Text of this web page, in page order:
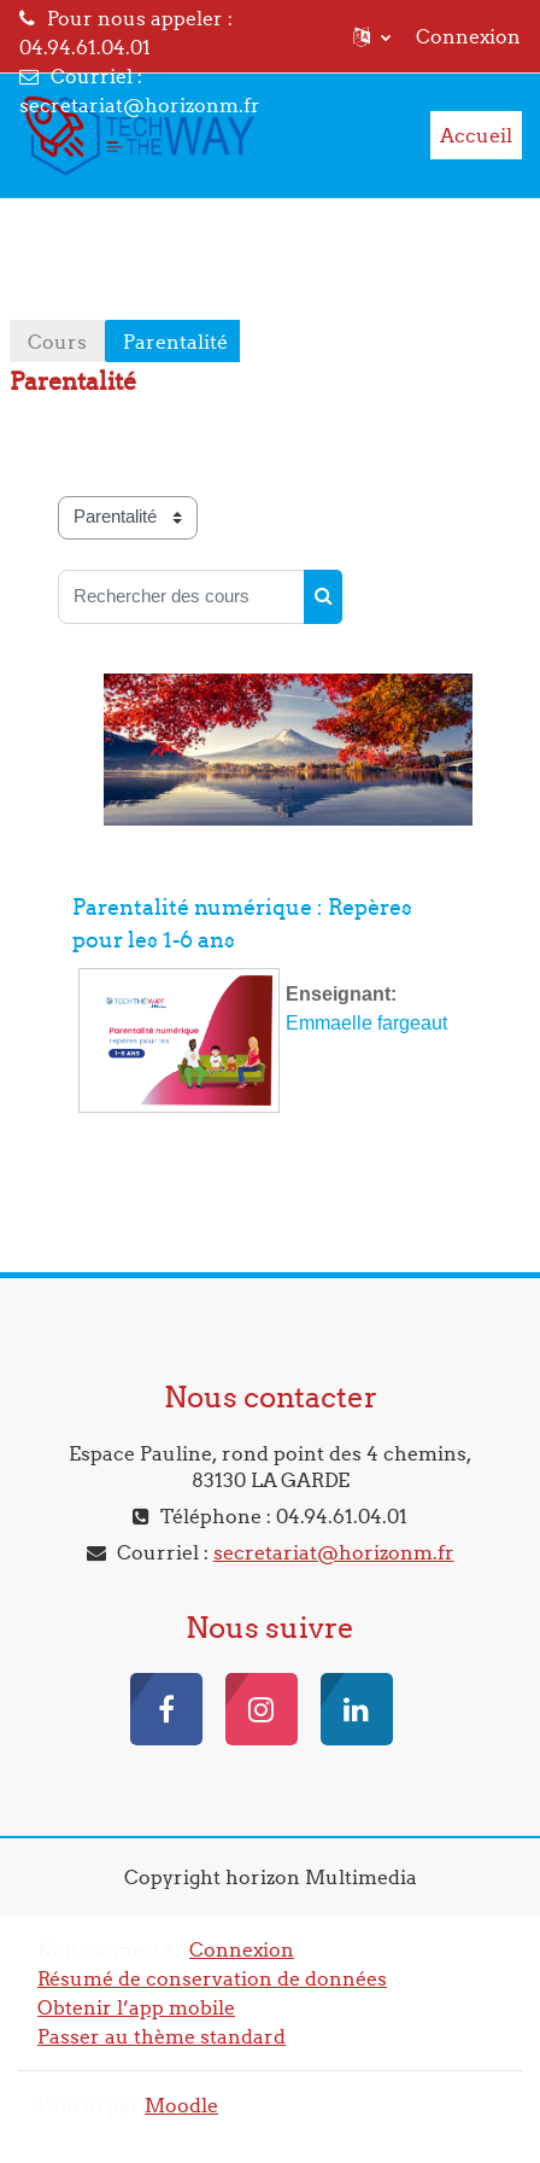
Passer au contenu principal
Pour nous appeler :
04.94.61.04.01
Courriel :
secretariat@horizonm.fr
Connexion
Accueil
Cours Parentalité
Parentalité
Catégories de cours
Rechercher des cours
Rechercher des cours
Parentalité numérique : Repères
pour les 1-6 ans
Enseignant:
Emmaelle fargeaut
Nous contacter
Espace Pauline, rond point des 4 chemins,
83130 LA GARDE
Téléphone : 04.94.61.04.01
Courriel : secretariat@horizonm.fr
Nous suivre
Copyright horizon Multimedia
Connexion
Résumé de conservation de données
Obtenir l’app mobile
Passer au thème standard
Moodle